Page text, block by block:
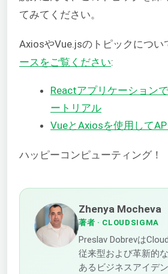
てみてください。
AxiosやVue.jsのトピックにつ
ースをご覧ください:
Reactアプリケーション
ートリアル
VueとAxiosを使用して
ハッピーコンピューティング！
Zhenya Mocheva
著者 · CLOUDSIGMA
Preslav Dobrevは
従来型および革新的
あるビジネスアイデ